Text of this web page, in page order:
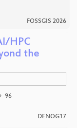
FOSSGIS 2026
HPC
the
96
DENOG17